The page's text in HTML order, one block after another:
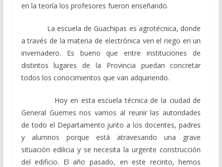
en la teoría los profesores fueron enseñando.
La escuela de Guachipas es agrotécnica, donde
a través de la materia de electrónica ven el riego en un
invernadero. Es bueno que entre instituciones de
distintos lugares de la Provincia puedan concretar
todos los conocimientos que van adquiriendo.
Hoy en esta escuela técnica de la ciudad de
General Güemes nos vamos al reunir las autoridades
de todo el Departamento junto a los docentes, padres
y alumnos porque está atravesando una grave
situación edilicia y se necesita la urgente construcción
del edificio. El año pasado, en este recinto, hemos